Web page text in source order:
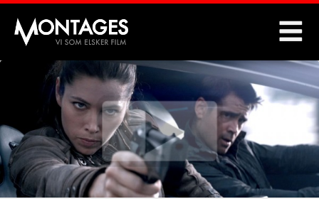
Montages